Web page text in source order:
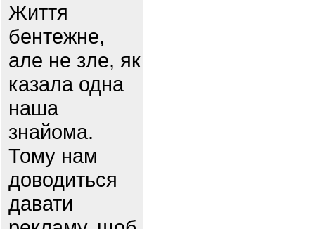
Життя
бентежне,
але не зле, як
казала одна
наша
знайома.
Тому нам
доводиться
давати